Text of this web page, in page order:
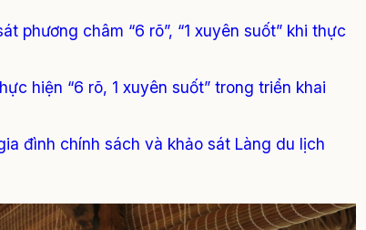
phương châm “6 rõ”, “1 xuyên suốt” khi thực
hiện “6 rõ, 1 xuyên suốt” trong triển khai
đình chính sách và khảo sát Làng du lịch